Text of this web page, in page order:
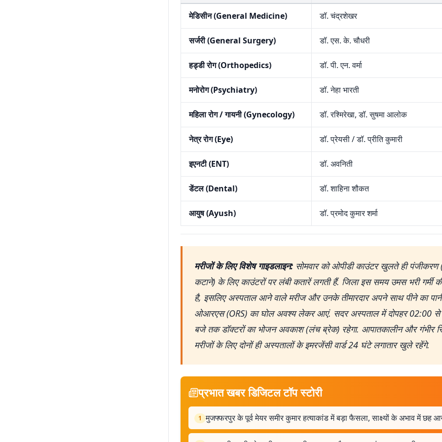
मेडिसीन (General Medicine) डॉ. चंद्रशेखर
सर्जरी (General Surgery) डॉ. एस. के. चौधरी
हड्डी रोग (Orthopedics) डॉ. पी. एन. वर्मा
मनोरोग (Psychiatry) डॉ. नेहा भारती
महिला रोग / गायनी (Gynecology) डॉ. रश्मिरेखा, डॉ. सुषमा आलोक
नेत्र रोग (Eye) डॉ. प्रेयसी / डॉ. प्रीति कुमारी
इएनटी (ENT) डॉ. अवनिती
डेंटल (Dental) डॉ. शाहिना शौकत
आयुष (Ayush) डॉ. प्रमोद कुमार शर्मा
मरीजों के लिए विशेष गाइडलाइन: सोमवार को ओपीडी काउंटर खुलते ही पंजीकरण
कटाने) के लिए काउंटरों पर लंबी कतारें लगती हैं. जिला इस समय उमस भरी गर्मी
है, इसलिए अस्पताल आने वाले मरीज और उनके तीमारदार अपने साथ पीने का
ओआरएस (ORS) का घोल अवश्य लेकर आएं. सदर अस्पताल में दोपहर 02:00
बजे तक डॉक्टरों का भोजन अवकाश (लंच ब्रेक) रहेगा. आपातकालीन और गंभीर
मरीजों के लिए दोनों ही अस्पतालों के इमरजेंसी वार्ड 24 घंटे लगातार खुले रहेंगे.
प्रभात खबर डिजिटल टॉप स्टोरी
1 मुजफ्फरपुर के पूर्व मेयर समीर कुमार हत्याकांड में बड़ा फैसला, साक्ष्यों के अभाव में छह